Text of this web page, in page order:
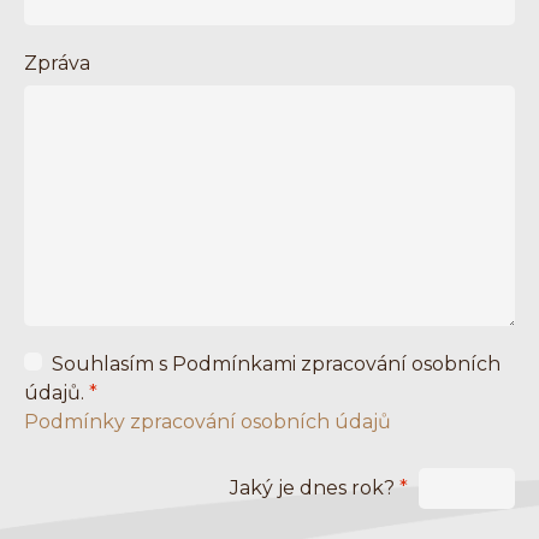
Zpráva
Souhlasím s Podmínkami zpracování osobních
údajů. *
Podmínky zpracování osobních údajů
Jaký je dnes rok? *